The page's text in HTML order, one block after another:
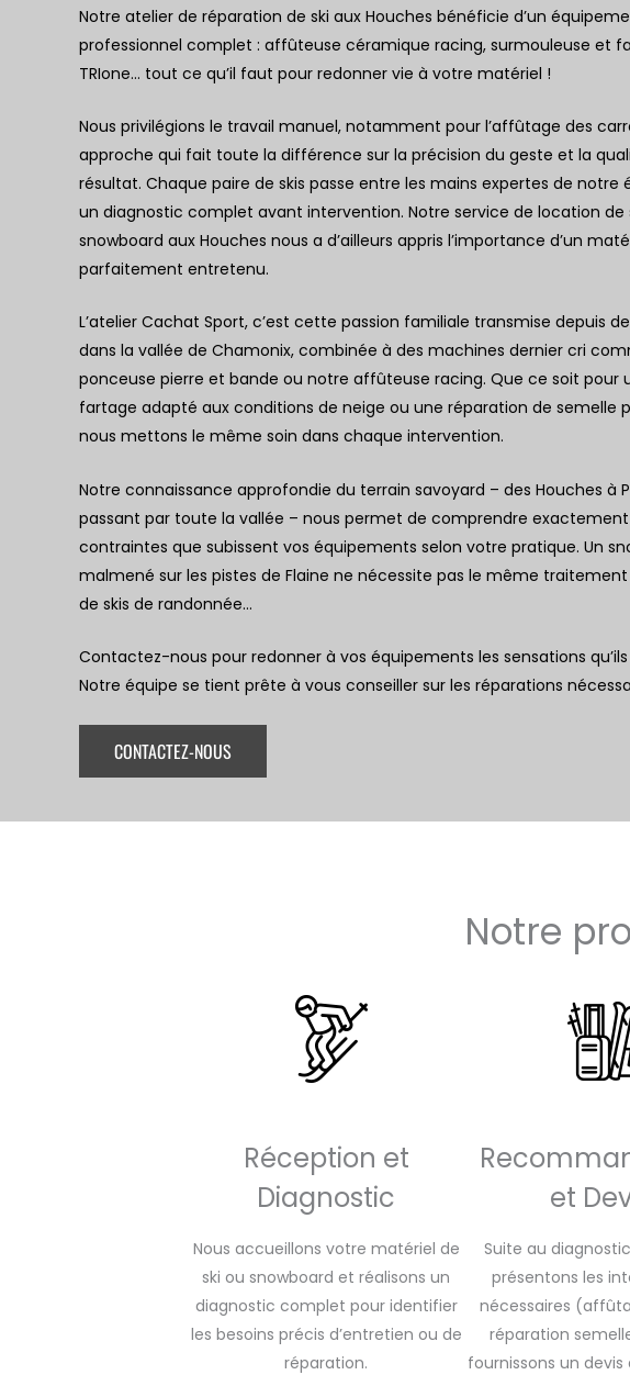
Notre atelier de réparation de ski aux Houches bénéficie d’un
professionnel complet : affûteuse céramique racing, surmouleuse et
TRIone… tout ce qu’il faut pour redonner vie à votre matériel !
Nous privilégions le travail manuel, notamment pour l’affûtage des
approche qui fait toute la différence sur la précision du geste et la
résultat. Chaque paire de skis passe entre les mains expertes de notre
un diagnostic complet avant intervention. Notre service de location de
snowboard aux Houches nous a d’ailleurs appris l’importance d’un
parfaitement entretenu.
L’atelier Cachat Sport, c’est cette passion familiale transmise depuis
dans la vallée de Chamonix, combinée à des machines dernier cri
ponceuse pierre et bande ou notre affûteuse racing. Que ce soit pour
fartage adapté aux conditions de neige ou une réparation de semelle
nous mettons le même soin dans chaque intervention.
Notre connaissance approfondie du terrain savoyard – des Houches à
passant par toute la vallée – nous permet de comprendre exactement
contraintes que subissent vos équipements selon votre pratique. Un
malmené sur les pistes de Flaine ne nécessite pas le même traitement
de skis de randonnée…
Contactez-nous pour redonner à vos équipements les sensations
Notre équipe se tient prête à vous conseiller sur les réparations
CONTACTEZ-NOUS
Notre
Réception et
Diagnostic
Nous accueillons votre matériel de
ski ou snowboard et réalisons un
diagnostic complet pour identifier
les besoins précis d’entretien ou de
réparation.
et
Suite au
présentons les
nécessaires
réparation
fournissons un